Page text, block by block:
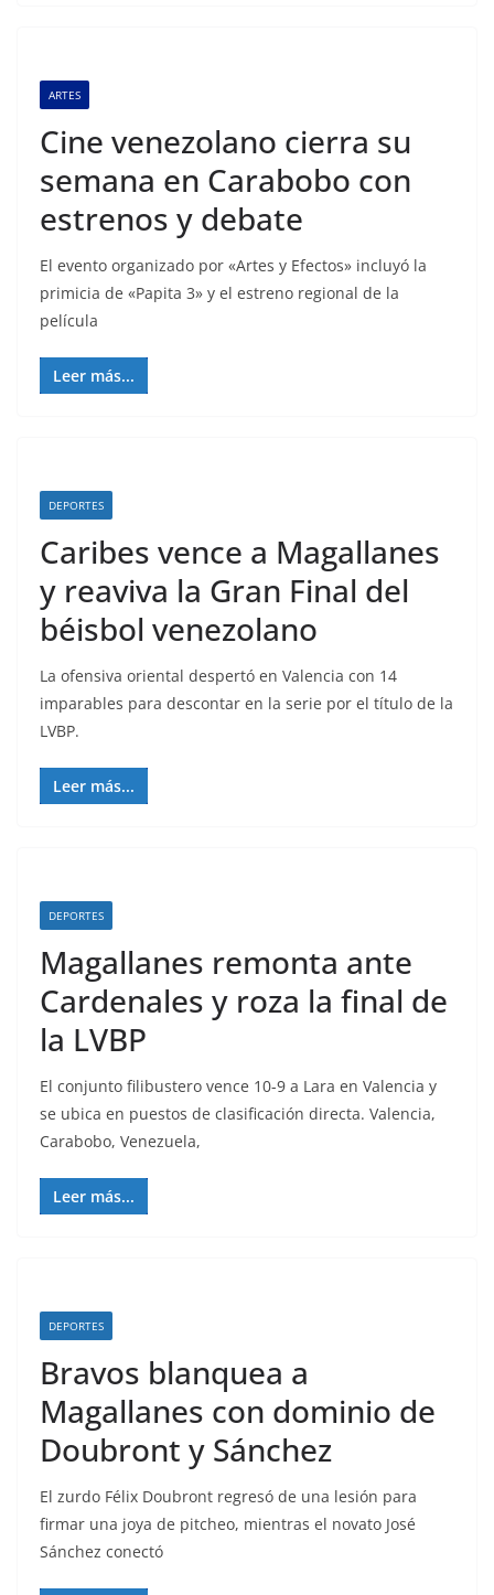
ARTES
Cine venezolano cierra su
semana en Carabobo con
estrenos y debate
El evento organizado por «Artes y Efectos» incluyó la
primicia de «Papita 3» y el estreno regional de la
película
Leer más...
DEPORTES
Caribes vence a Magallanes
y reaviva la Gran Final del
béisbol venezolano
La ofensiva oriental despertó en Valencia con 14
imparables para descontar en la serie por el título de la
LVBP.
Leer más...
DEPORTES
Magallanes remonta ante
Cardenales y roza la final de
la LVBP
El conjunto filibustero vence 10-9 a Lara en Valencia y
se ubica en puestos de clasificación directa. Valencia,
Carabobo, Venezuela,
Leer más...
DEPORTES
Bravos blanquea a
Magallanes con dominio de
Doubront y Sánchez
El zurdo Félix Doubront regresó de una lesión para
firmar una joya de pitcheo, mientras el novato José
Sánchez conectó